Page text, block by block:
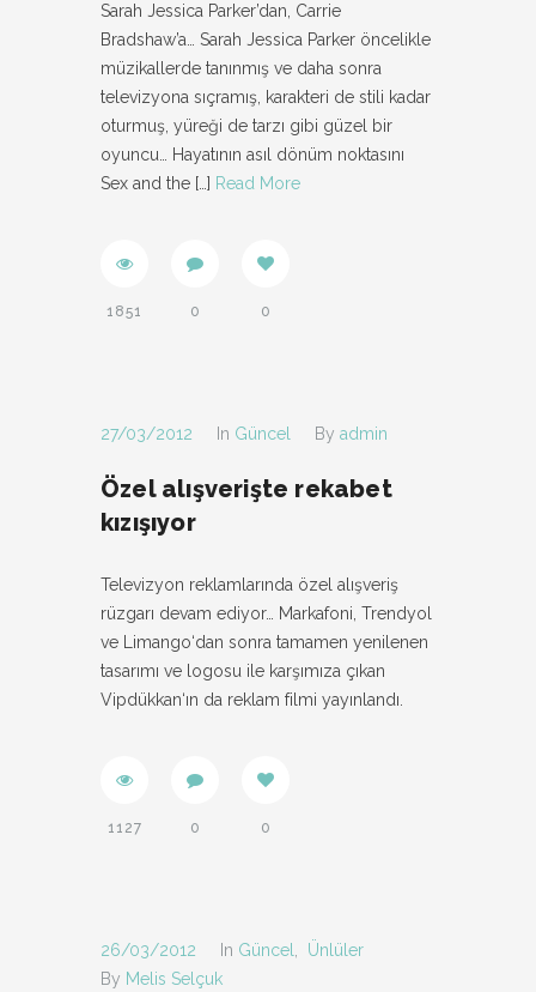
Sarah Jessica Parker’dan, Carrie
Bradshaw’a… Sarah Jessica Parker öncelikle
müzikallerde tanınmış ve daha sonra
televizyona sıçramış, karakteri de stili kadar
oturmuş, yüreği de tarzı gibi güzel bir
oyuncu… Hayatının asıl dönüm noktasını
Sex and the […] Read More
1851 0 0
27/03/2012 In Güncel By admin
Özel alışverişte rekabet
kızışıyor
Televizyon reklamlarında özel alışveriş
rüzgarı devam ediyor… Markafoni, Trendyol
ve Limango‘dan sonra tamamen yenilenen
tasarımı ve logosu ile karşımıza çıkan
Vipdükkan‘ın da reklam filmi yayınlandı.
1127 0 0
26/03/2012 In Güncel
Ünlüler
By Melis Selçuk